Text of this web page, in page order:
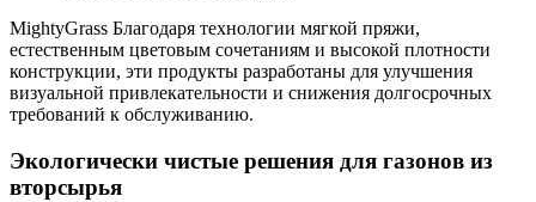
MightyGrass Благодаря технологии мягкой пряжи,
естественным цветовым сочетаниям и высокой плотности
конструкции, эти продукты разработаны для улучшения
визуальной привлекательности и снижения долгосрочных
требований к обслуживанию.
Экологически чистые решения для газонов из
вторсырья